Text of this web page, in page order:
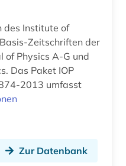
rechtswissenschaften (1)
des Institute of
Zeitschriften der
of Physics A-G und
Das Paket IOP
2013 umfasst
Zur Datenbank